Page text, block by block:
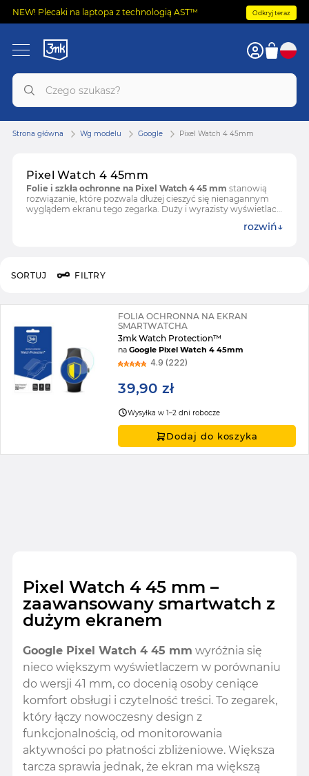
NEW! Plecaki na laptopa z technologią AST™ Odkryj teraz
Pixel Watch 4 45mm
Folie i szkła ochronne na Pixel Watch 4 45 mm stanowią
rozwiązanie, które pozwala dłużej cieszyć się nienagannym
wyglądem ekranu tego zegarka. Duży i wyrazisty wyświetlacz
szczególnie podatny na zarysowania czy otarcia. Dlatego w
rozwiń
Strona główna Wg modelu Google Pixel Watch 4 45mm
FILTRY
SORTUJ
FOLIA OCHRONNA NA EKRAN
SMARTWATCHA
3mk Watch Protection™
naGoogle Pixel Watch 4 45mm
4.9 (222)
39,90 zł
Wysyłka w 1–2 dni robocze
Dodaj do koszyka
Pixel Watch 4 45 mm –
zaawansowany smartwatch z
dużym ekranem
Google Pixel Watch 4 45 mm wyróżnia się
nieco większym wyświetlaczem w porównaniu
do wersji 41 mm, co docenią osoby ceniące
komfort obsługi i czytelność treści. To zegarek,
który łączy nowoczesny design z
funkcjonalnością, od monitorowania
aktywności po płatności zbliżeniowe. Większa
tarcza sprawia jednak, że ekran ma większą